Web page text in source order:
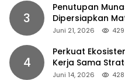
3
Penutupan
Dipersiapkan
Juni 21, 2026 429
4
Perkuat
Kerja Sama
Juni 14, 2026 428